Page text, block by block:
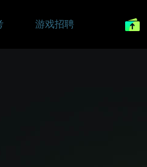
游戏招聘